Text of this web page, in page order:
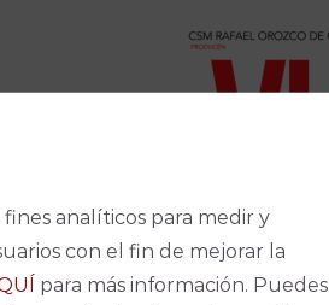
analíticos para medir y
con el fin de mejorar la
para más información. Puedes